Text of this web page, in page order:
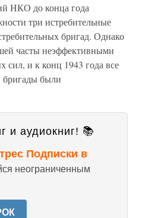
НКО до конца года
три истребительные
бригад. Однако
часты неэффективными
сил, и к конц 1943 года все
бригады были
и аудиокниг! 📚
Подписки в
неограниченным